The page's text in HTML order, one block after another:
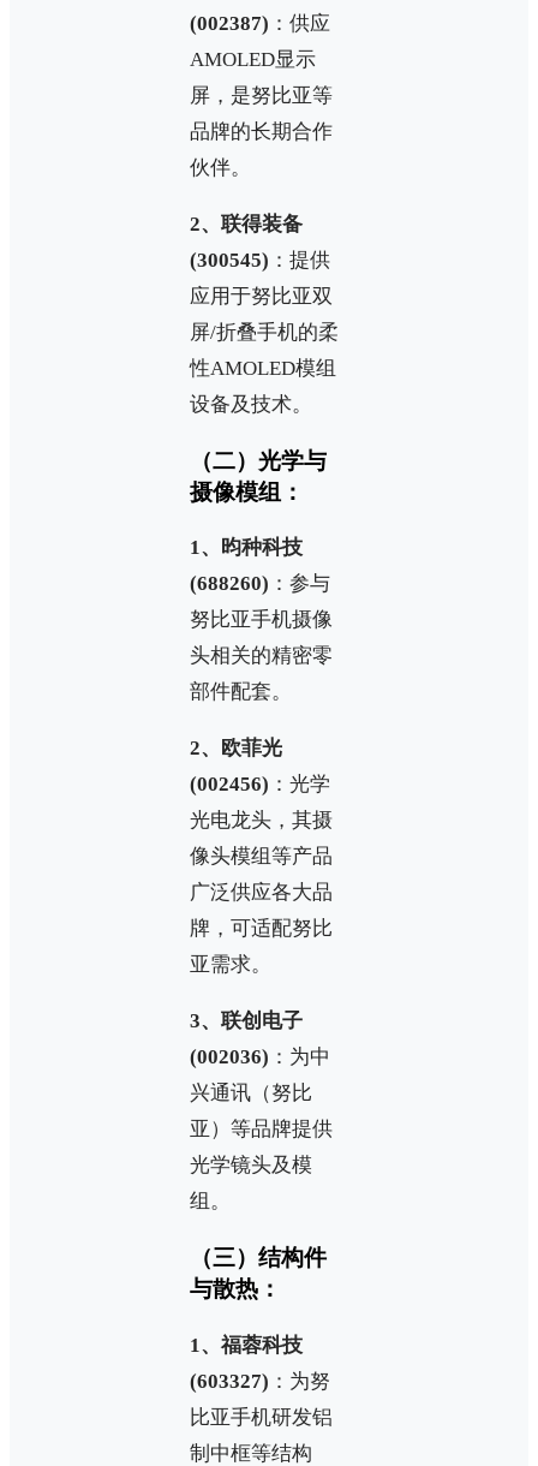
(002387) ：供应
AMOLED显示
屏，是努比亚等
品牌的长期合作
伙伴。
2、联得装备
(300545) ：提供
应用于努比亚双
屏/折叠手机的柔
性AMOLED模组
设备及技术。
（二）光学与
摄像模组：
1、昀种科技
(688260) ：参与
努比亚手机摄像
头相关的精密零
部件配套。
2、欧菲光
(002456) ：光学
光电龙头，其摄
像头模组等产品
广泛供应各大品
牌，可适配努比
亚需求。
3、联创电子
(002036) ：为中
兴通讯（努比
亚）等品牌提供
光学镜头及模
组。
（三）结构件
与散热：
1、福蓉科技
(603327) ：为努
比亚手机研发铝
制中框等结构